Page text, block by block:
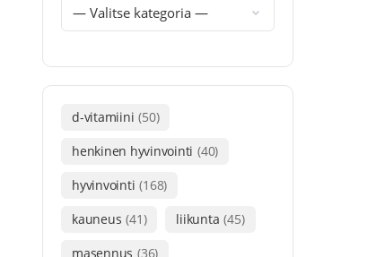
d-vitamiini (50)
henkinen hyvinvointi (40)
hyvinvointi (168)
kauneus (41) liikunta (45)
masennus (36)